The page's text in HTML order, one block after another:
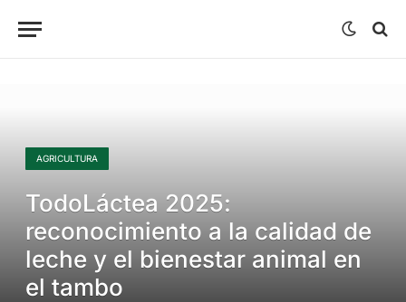
AGRICULTURA
TodoLáctea 2025:
reconocimiento a la calidad de
leche y el bienestar animal en
el tambo